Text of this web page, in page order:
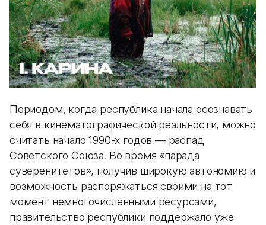
Периодом, когда республика начала осознавать
себя в кинематографической реальности, можно
считать начало 1990-х годов — распад
Советского Союза. Во время «парада
суверенитетов», получив широкую автономию и
возможность распоряжаться своими на тот
момент немногочисленными ресурсами,
правительство республики поддержало уже